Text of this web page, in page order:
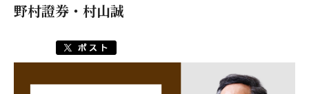
野村證券・村山誠